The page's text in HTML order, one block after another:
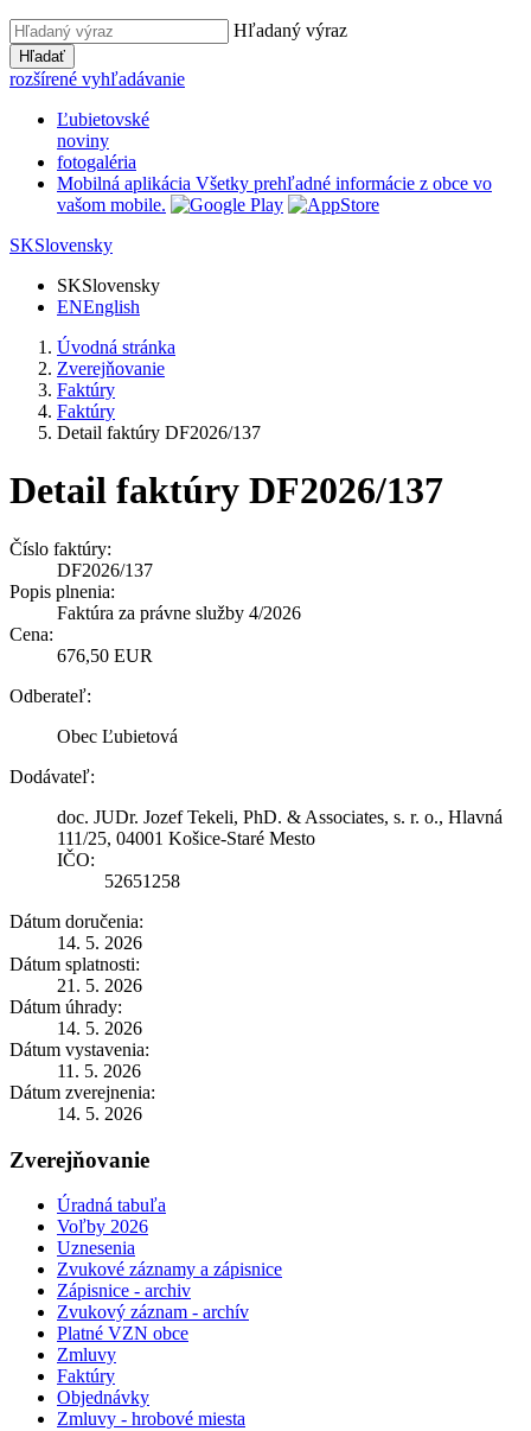
Hľadaný výraz
Hľadať
rozšírené vyhľadávanie
Ľubietovské
noviny
fotogaléria
Mobilná aplikácia Všetky prehľadné informácie z obce vo
vašom mobile.
SKSlovensky
SKSlovensky
ENEnglish
Úvodná stránka
Zverejňovanie
Faktúry
Faktúry
Detail faktúry DF2026/137
Detail faktúry DF2026/137
Číslo faktúry:
DF2026/137
Popis plnenia:
Faktúra za právne služby 4/2026
Cena:
676,50 EUR
Odberateľ:
Obec Ľubietová
Dodávateľ:
doc. JUDr. Jozef Tekeli, PhD. & Associates, s. r. o., Hlavná
111/25, 04001 Košice-Staré Mesto
IČO:
52651258
Dátum doručenia:
14. 5. 2026
Dátum splatnosti:
21. 5. 2026
Dátum úhrady:
14. 5. 2026
Dátum vystavenia:
11. 5. 2026
Dátum zverejnenia:
14. 5. 2026
Zverejňovanie
Úradná tabuľa
Voľby 2026
Uznesenia
Zvukové záznamy a zápisnice
Zápisnice - archiv
Zvukový záznam - archív
Platné VZN obce
Zmluvy
Faktúry
Objednávky
Zmluvy - hrobové miesta